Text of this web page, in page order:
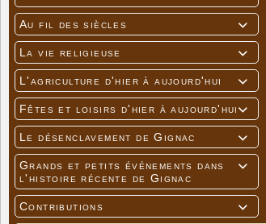

Au fil des siècles

La vie religieuse

L'agriculture d'hier à aujourd'hui

Fêtes et loisirs d'hier à aujourd'hui

Le désenclavement de Gignac

Grands et petits événements dans
l'histoire récente de Gignac

Contributions